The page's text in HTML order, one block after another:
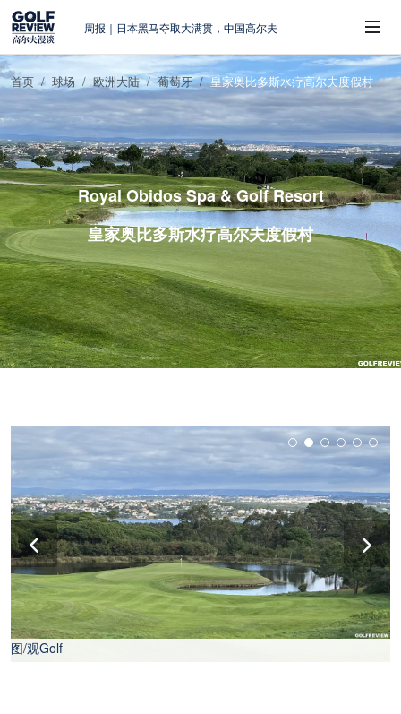
周报｜日本黑马夺取大满贯，中国高尔夫
大满贯球场设置的演变和期许
AIG英国女子公开赛，一场大满贯的50年
蜕变
周报｜亚巡“换码头”，果岭脱鞋抗议的乌
龙
查莉·赫尔：不断制造“麻烦”的流量明星
Menu
首页 球场 欧洲大陆 葡萄牙 皇家奥比多斯水疗高尔夫度假村
Royal Obidos Spa & Golf Resort
皇家奥比多斯水疗高尔夫度假村
图/观Golf